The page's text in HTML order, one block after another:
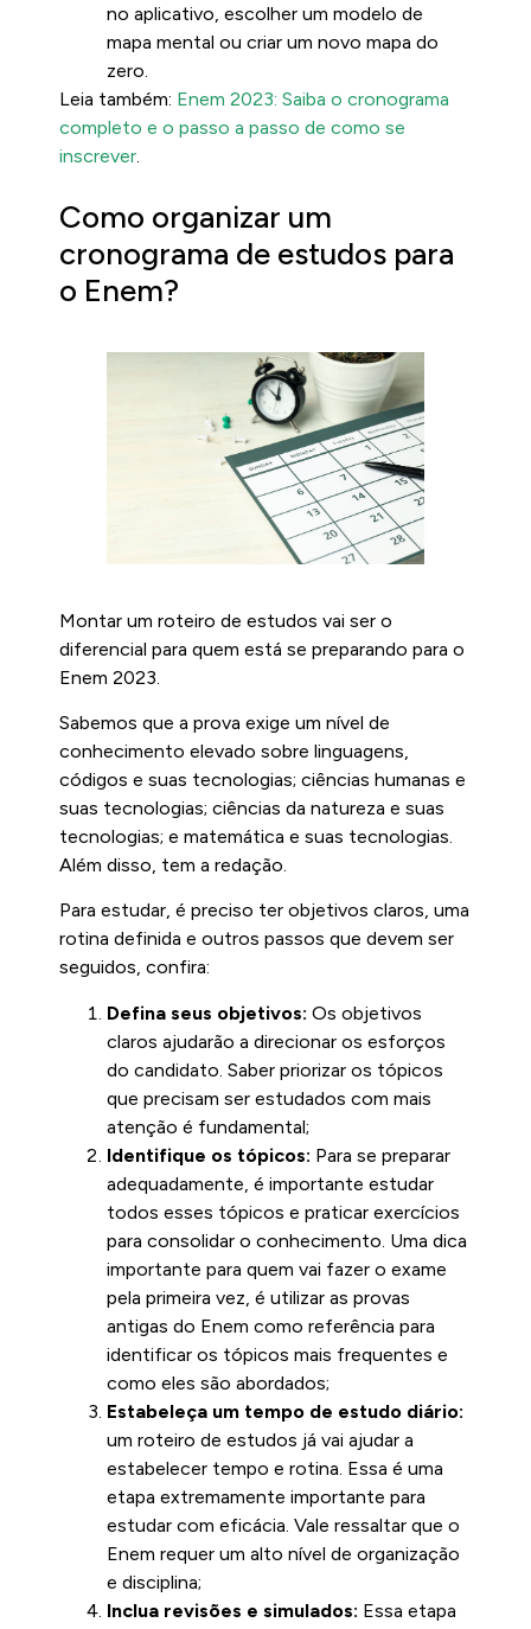
no aplicativo, escolher um modelo de
mapa mental ou criar um novo mapa do
zero.
Leia também: Enem 2023: Saiba o cronograma
completo e o passo a passo de como se
inscrever
Como organizar um
cronograma de estudos para
o Enem?
Montar um roteiro de estudos vai ser o
diferencial para quem está se preparando para o
Enem 2023.
Sabemos que a prova exige um nível de
conhecimento elevado sobre linguagens,
códigos e suas tecnologias; ciências humanas e
suas tecnologias; ciências da natureza e suas
tecnologias; e matemática e suas tecnologias.
Além disso, tem a redação.
Para estudar, é preciso ter objetivos claros, uma
rotina definida e outros passos que devem ser
seguidos, confira:
Defina seus objetivos: Os objetivos
claros ajudarão a direcionar os esforços
do candidato. Saber priorizar os tópicos
que precisam ser estudados com mais
atenção é fundamental;
Identifique os tópicos: Para se preparar
adequadamente, é importante estudar
todos esses tópicos e praticar exercícios
para consolidar o conhecimento. Uma dica
importante para quem vai fazer o exame
pela primeira vez, é utilizar as provas
antigas do Enem como referência para
identificar os tópicos mais frequentes e
como eles são abordados;
Estabeleça um tempo de estudo diário:
um roteiro de estudos já vai ajudar a
estabelecer tempo e rotina. Essa é uma
etapa extremamente importante para
estudar com eficácia. Vale ressaltar que o
Enem requer um alto nível de organização
e disciplina;
Inclua revisões e simulados: Essa etapa